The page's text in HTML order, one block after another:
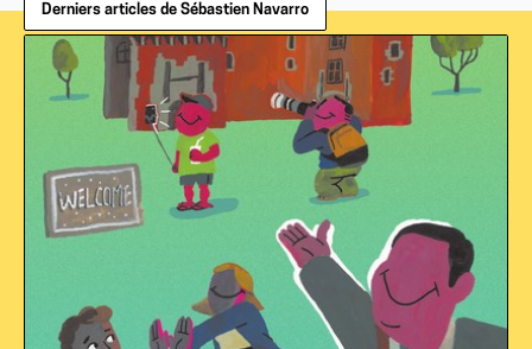
Derniers articles de Sébastien Navarro